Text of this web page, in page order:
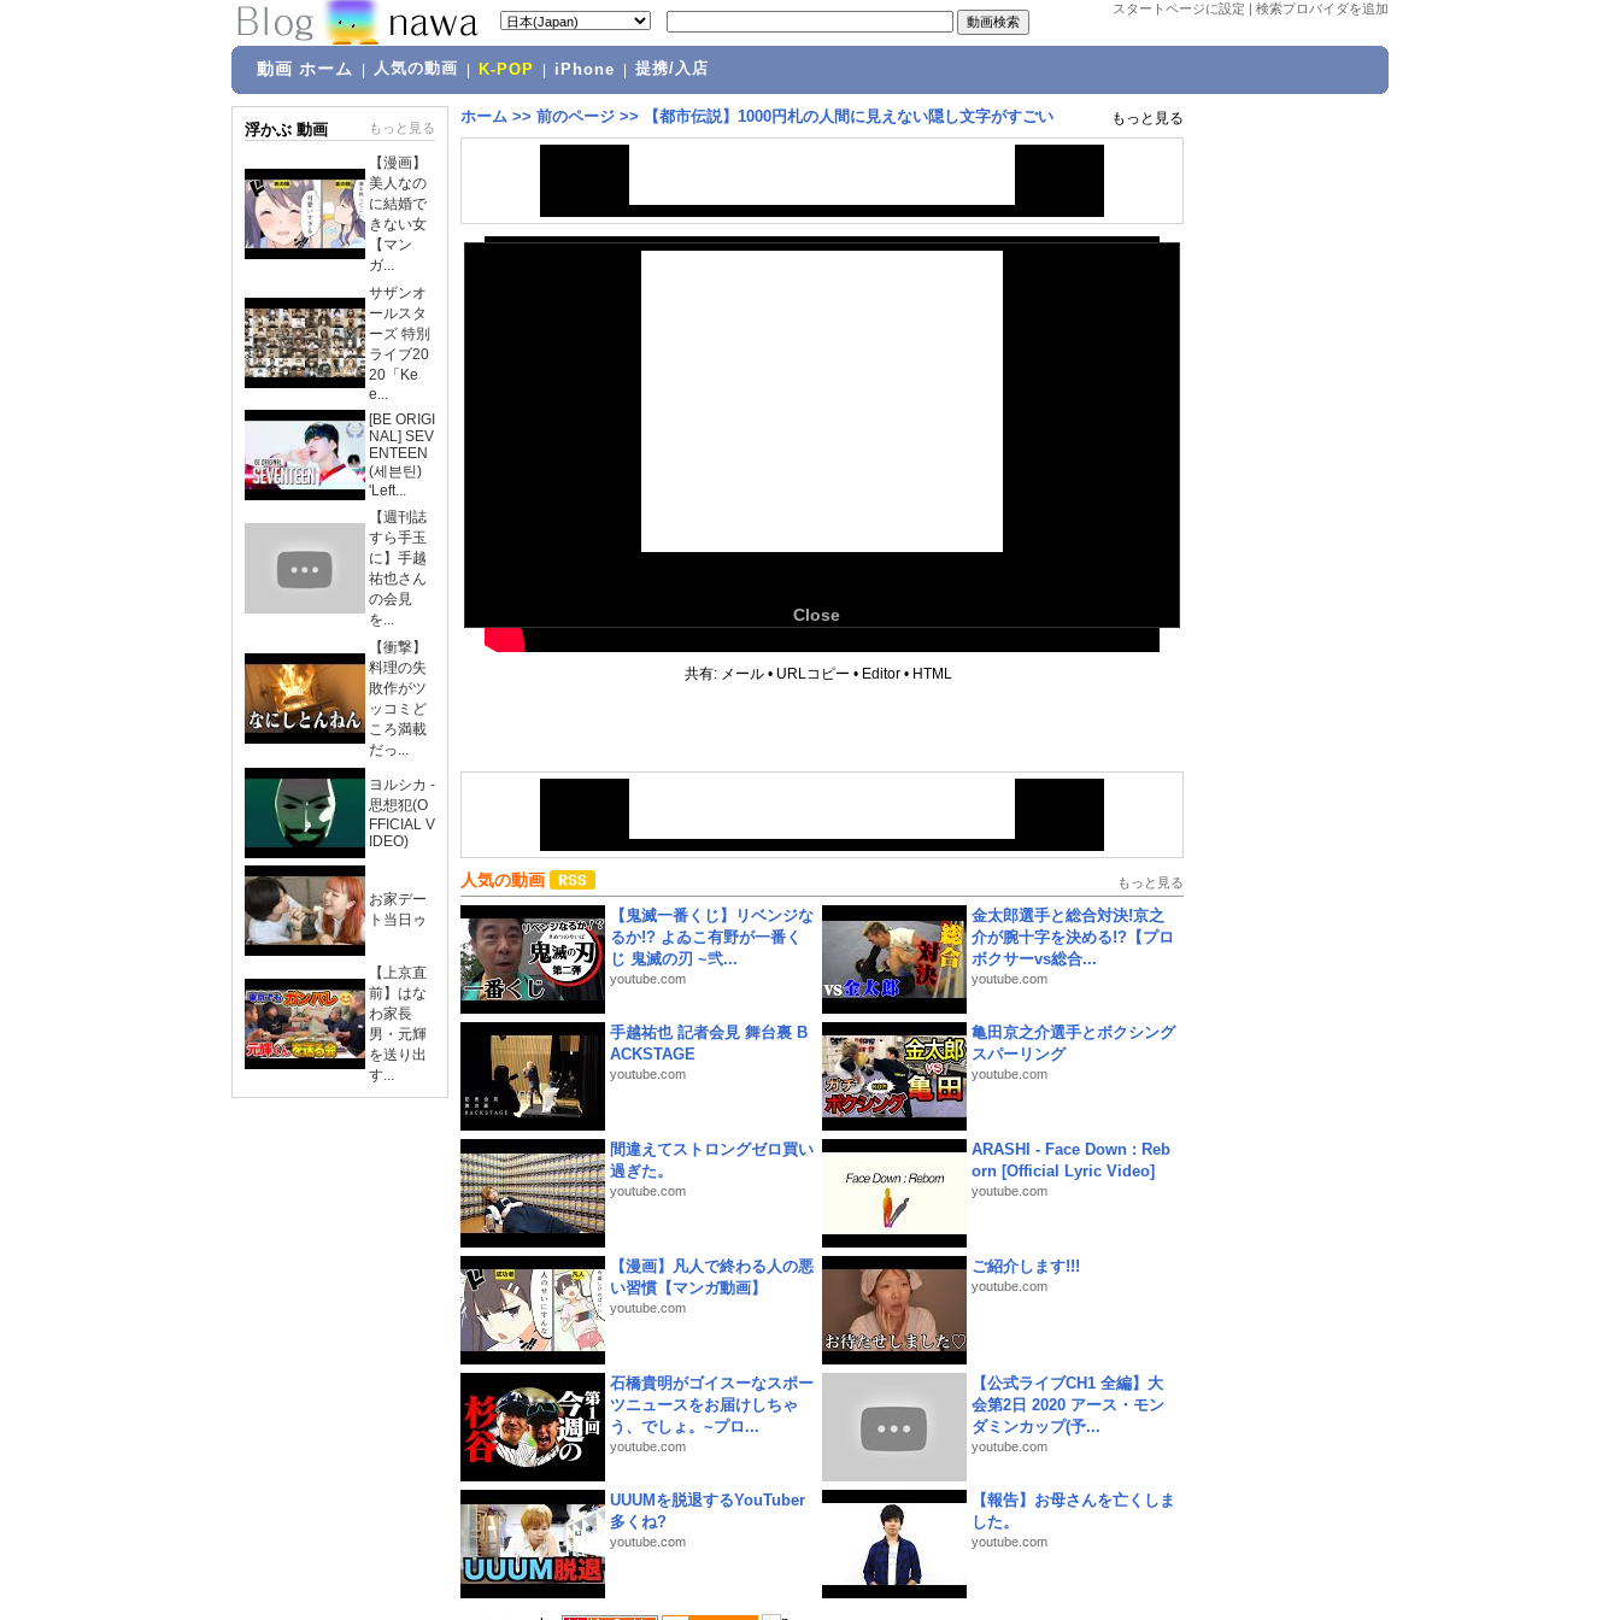
スタートページに設定 | 検索プロバイダを追加
動画 ホーム 人気の動画 K-POP iPhone 提携/入店
浮かぶ 動画 もっと見る
【漫画】
美人なの
に結婚で
きない女
【マン
ガ...
サザンオ
ールスタ
ーズ 特別
ライブ20
20「Ke
e...
[BE ORIGI
NAL] SEV
ENTEEN
(세븐틴)
'Left...
【週刊誌
すら手玉
に】手越
祐也さん
の会見
を...
【衝撃】
料理の失
敗作がツ
ッコミど
ころ満載
だっ...
ヨルシカ -
思想犯(O
FFICIAL V
IDEO)
お家デー
ト当日ゥ
【上京直
前】はな
わ家長
男・元輝
を送り出
す...
ホーム >> 前のページ >> 【都市伝説】1000円札の人間に見えない隠し文字がすごい もっと見る
Close
共有: メール • URLコピー • Editor • HTML
人気の動画 もっと見る
【鬼滅一番くじ】リベンジな
るか!? よゐこ有野が一番く
じ 鬼滅の刃 ~弐...
youtube.com
金太郎選手と総合対決!京之
介が腕十字を決める!?【プロ
ボクサーvs総合...
youtube.com
手越祐也 記者会見 舞台裏 B
ACKSTAGE
youtube.com
亀田京之介選手とボクシング
スパーリング
youtube.com
間違えてストロングゼロ買い
過ぎた。
youtube.com
ARASHI - Face Down : Reb
orn [Official Lyric Video]
youtube.com
【漫画】凡人で終わる人の悪
い習慣【マンガ動画】
youtube.com
ご紹介します!!!
youtube.com
石橋貴明がゴイスーなスポー
ツニュースをお届けしちゃ
う、でしょ。~プロ...
youtube.com
【公式ライブCH1 全編】大
会第2日 2020 アース・モン
ダミンカップ(予...
youtube.com
UUUMを脱退するYouTuber
多くね?
youtube.com
【報告】お母さんを亡くしま
した。
youtube.com